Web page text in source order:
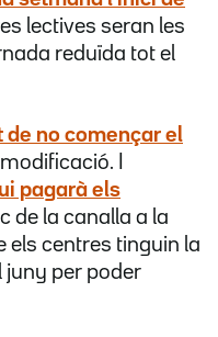
lectives seran les
reduïda tot el
de no començar el
I
pagarà els
de la canalla a la
els centres tinguin la
juny per poder